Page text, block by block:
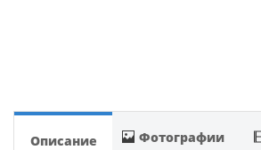
Описание Фотографии